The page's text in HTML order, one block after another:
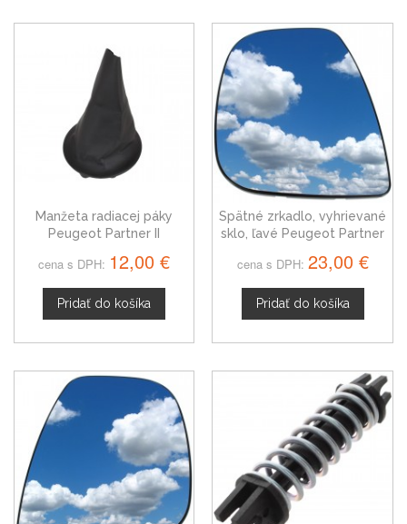
Manžeta radiacej páky
Peugeot Partner II
cena s DPH: 12,00 €
Pridať do košíka
Spätné zrkadlo, vyhrievané
sklo, ľavé Peugeot Partner
cena s DPH: 23,00 €
Pridať do košíka